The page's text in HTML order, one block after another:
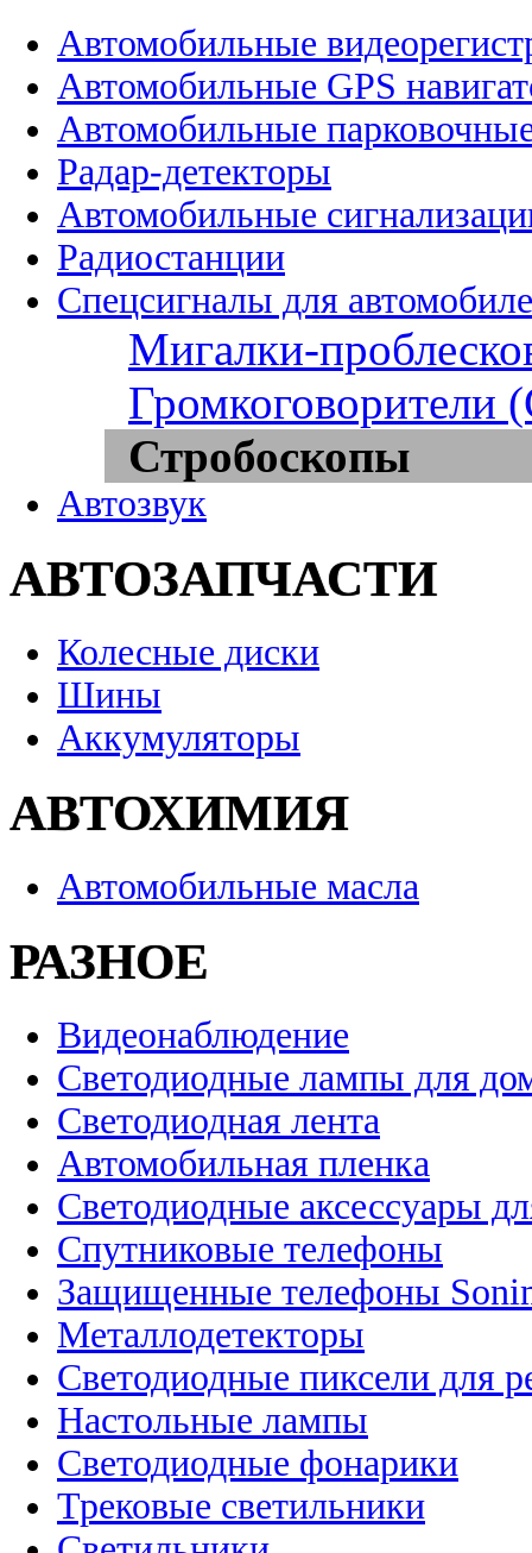
Автомобильные
Автомобильные GPS
Автомобильные
Радар-детекторы
Автомобильные
Радиостанции
Спецсигналы для
Мигалки-
Громкоговорители
Стробоскопы
Автозвук
АВТОЗАПЧАСТИ
Колесные диски
Шины
Аккумуляторы
АВТОХИМИЯ
Автомобильные масла
РАЗНОЕ
Видеонаблюдение
Светодиодные лампы для
Светодиодная лента
Автомобильная пленка
Светодиодные аксессуары
Спутниковые телефоны
Защищенные телефоны
Металлодетекторы
Светодиодные пиксели для
Настольные лампы
Светодиодные фонарики
Трековые светильники